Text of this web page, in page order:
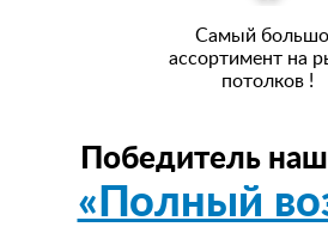
Самый
ассортимент на
потолков !
Победитель
«Полный